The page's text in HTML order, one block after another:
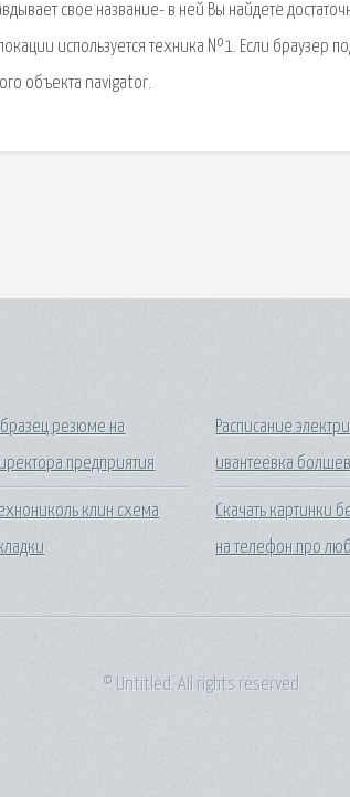
свое название- в ней Вы найдете
используется техника №1. Если браузер
объекта navigator.
резюме на
предприятия
клин схема
Расписание
ивантеевка
Скачать картинки
на телефон про
© Untitled. All rights reserved.